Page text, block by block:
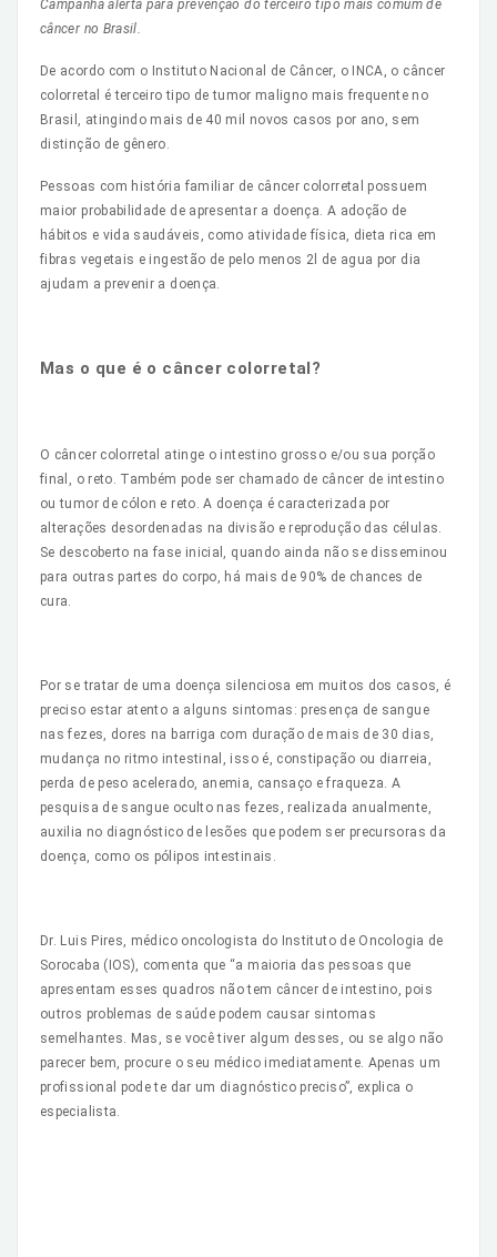
Campanha alerta para prevenção do terceiro tipo mais comum de
câncer no Brasil.
De acordo com o Instituto Nacional de Câncer, o INCA, o câncer
colorretal é terceiro tipo de tumor maligno mais frequente no
Brasil, atingindo mais de 40 mil novos casos por ano, sem
distinção de gênero.
Pessoas com história familiar de câncer colorretal possuem
maior probabilidade de apresentar a doença. A adoção de
hábitos e vida saudáveis, como atividade física, dieta rica em
fibras vegetais e ingestão de pelo menos 2l de agua por dia
ajudam a prevenir a doença.
Mas o que é o câncer colorretal?
O câncer colorretal atinge o intestino grosso e/ou sua porção
final, o reto. Também pode ser chamado de câncer de intestino
ou tumor de cólon e reto. A doença é caracterizada por
alterações desordenadas na divisão e reprodução das células.
Se descoberto na fase inicial, quando ainda não se disseminou
para outras partes do corpo, há mais de 90% de chances de
cura.
Por se tratar de uma doença silenciosa em muitos dos casos, é
preciso estar atento a alguns sintomas: presença de sangue
nas fezes, dores na barriga com duração de mais de 30 dias,
mudança no ritmo intestinal, isso é, constipação ou diarreia,
perda de peso acelerado, anemia, cansaço e fraqueza. A
pesquisa de sangue oculto nas fezes, realizada anualmente,
auxilia no diagnóstico de lesões que podem ser precursoras da
doença, como os pólipos intestinais.
Dr. Luis Pires, médico oncologista do Instituto de Oncologia de
Sorocaba (IOS), comenta que “a maioria das pessoas que
apresentam esses quadros não tem câncer de intestino, pois
outros problemas de saúde podem causar sintomas
semelhantes. Mas, se você tiver algum desses, ou se algo não
parecer bem, procure o seu médico imediatamente. Apenas um
profissional pode te dar um diagnóstico preciso”, explica o
especialista.